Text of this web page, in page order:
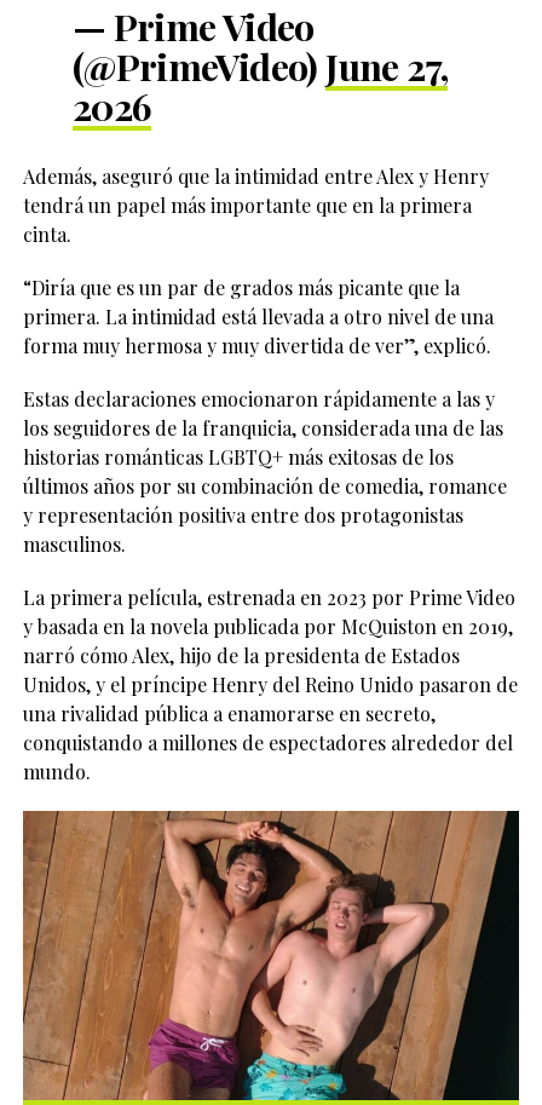
— Prime Video
(@PrimeVideo)June 27,
2026
Además, aseguró que la intimidad entre Alex y Henry
tendrá un papel más importante que en la primera
cinta.
“Diría que es un par de grados más picante que la
primera. La intimidad está llevada a otro nivel de una
forma muy hermosa y muy divertida de ver”, explicó.
Estas declaraciones emocionaron rápidamente a las y
los seguidores de la franquicia, considerada una de las
historias románticas LGBTQ+ más exitosas de los
últimos años por su combinación de comedia, romance
y representación positiva entre dos protagonistas
masculinos.
La primera película, estrenada en 2023 por Prime Video
y basada en la novela publicada por McQuiston en 2019,
narró cómo Alex, hijo de la presidenta de Estados
Unidos, y el príncipe Henry del Reino Unido pasaron de
una rivalidad pública a enamorarse en secreto,
conquistando a millones de espectadores alrededor del
mundo.